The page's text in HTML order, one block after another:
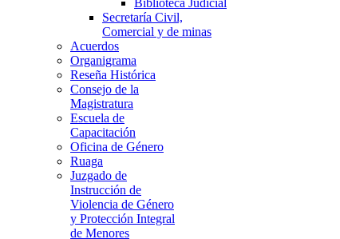
Biblioteca Judicial
Secretaría Civil,
Comercial y de minas
Acuerdos
Organigrama
Reseña Histórica
Consejo de la
Magistratura
Escuela de
Capacitación
Oficina de Género
Ruaga
Juzgado de
Instrucción de
Violencia de Género
y Protección Integral
de Menores